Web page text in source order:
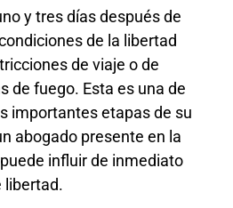
y tres días después de
de la libertad
de viaje o de
de fuego. Esta es una de
importantes etapas de su
abogado presente en la
influir de inmediato
libertad.